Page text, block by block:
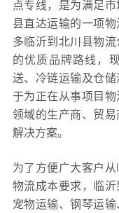
点专线，是为满足
县直达运输的一项
多临沂到北川县物
的优质品牌路线，
送、冷链运输及仓
于为正在从事项目
领域的生产商、贸
解决方案。
为了方便广大客户
物流成本要求，临沂
宠物运输、钢琴运输